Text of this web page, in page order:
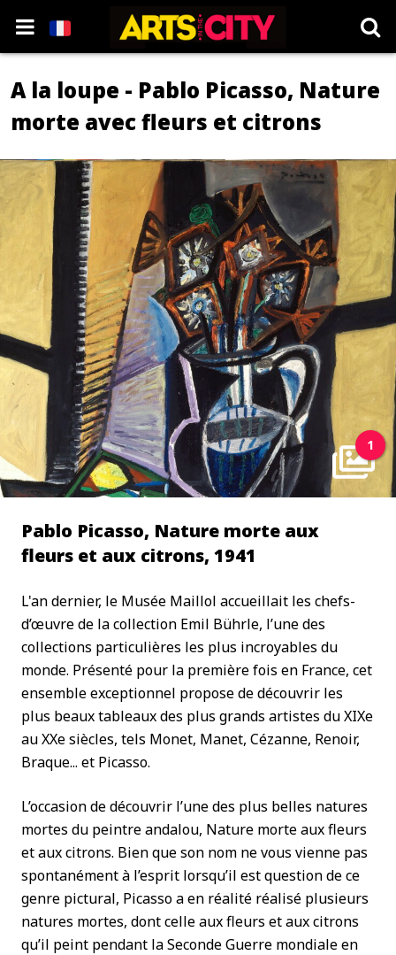
A la loupe - Pablo Picasso, Nature
morte avec fleurs et citrons
1
Pablo Picasso, Nature morte aux
fleurs et aux citrons, 1941
L'an dernier, le Musée Maillol accueillait les chefs-
d’œuvre de la collection Emil Bührle, l’une des
collections particulières les plus incroyables du
monde. Présenté pour la première fois en France, cet
ensemble exceptionnel propose de découvrir les
plus beaux tableaux des plus grands artistes du XIXe
au XXe siècles, tels Monet, Manet, Cézanne, Renoir,
Braque... et Picasso.
L’occasion de découvrir l’une des plus belles natures
mortes du peintre andalou, Nature morte aux fleurs
et aux citrons. Bien que son nom ne vous vienne pas
spontanément à l’esprit lorsqu’il est question de ce
genre pictural, Picasso a en réalité réalisé plusieurs
natures mortes, dont celle aux fleurs et aux citrons
qu’il peint pendant la Seconde Guerre mondiale en